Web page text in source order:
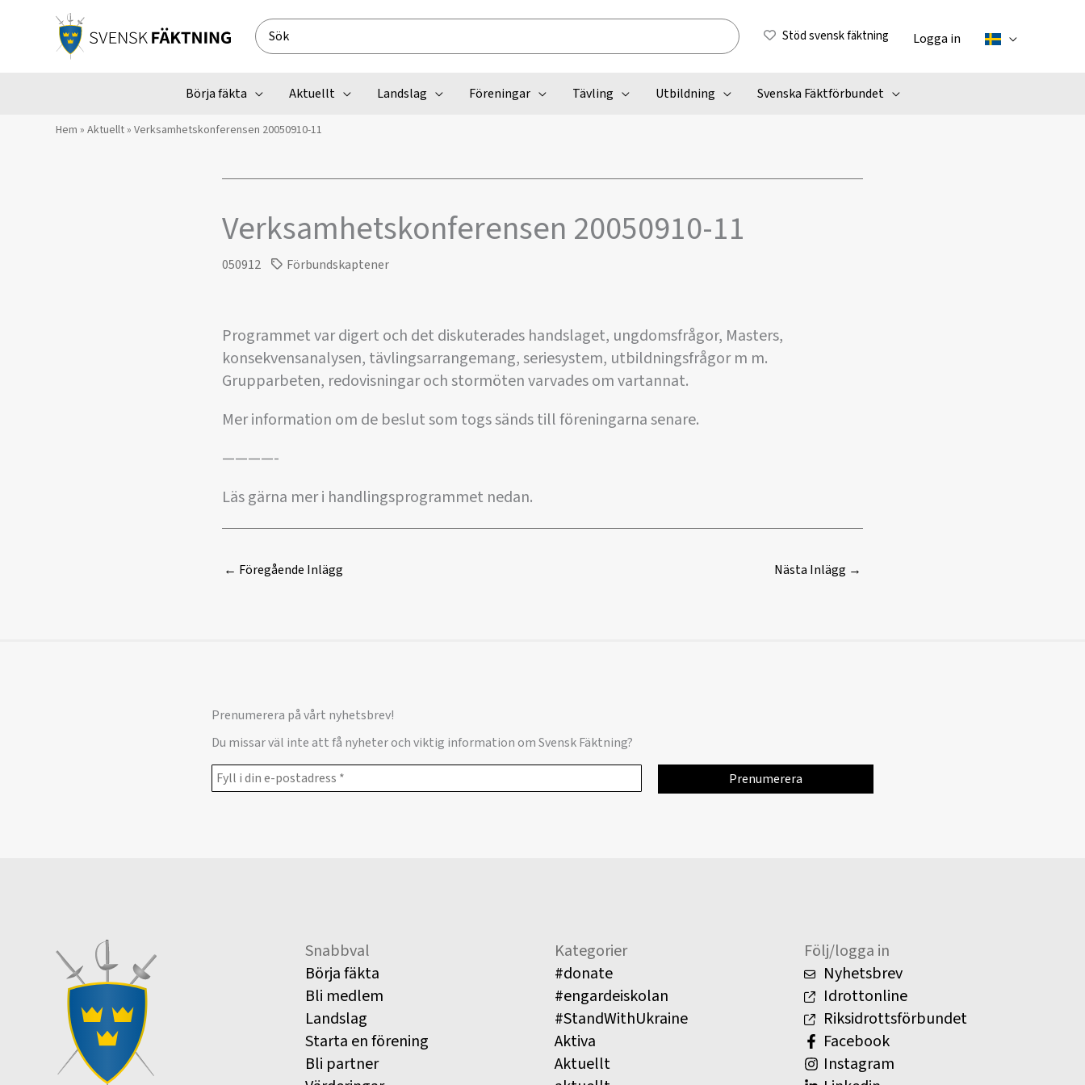
Search
for:
Stöd svensk fäktning Logga in
Börja fäkta Aktuellt Landslag Föreningar Tävling Utbildning Svenska Fäktförbundet
Hem » Aktuellt» Verksamhetskonferensen 20050910-11
Verksamhetskonferensen 20050910-11
050912 Förbundskaptener
Programmet var digert och det diskuterades handslaget, ungdomsfrågor, Masters,
konsekvensanalysen, tävlingsarrangemang, seriesystem, utbildningsfrågor m m.
Grupparbeten, redovisningar och stormöten varvades om vartannat.
Mer information om de beslut som togs sänds till föreningarna senare.
————-
Läs gärna mer i handlingsprogrammet nedan.
← Föregående Inlägg Nästa Inlägg →
Prenumerera på vårt nyhetsbrev!
Du missar väl inte att få nyheter och viktig information om Svensk Fäktning?
Snabbval
Börja fäkta
Bli medlem
Landslag
Starta en förening
Bli partner
Kategorier
#donate
#engardeiskolan
#StandWithUkraine
Aktiva
Aktuellt
Följ/logga in
Nyhetsbrev
Idrottonline
Riksidrottsförbundet
Facebook
Instagram